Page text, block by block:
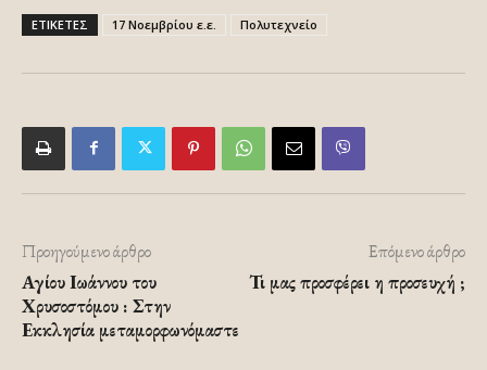
ΕΤΙΚΕΤΕΣ 17 Νοεμβρίου ε.ε. Πολυτεχνείο
Προηγούμενο άρθρο
Αγίου Ιωάννου του
Χρυσοστόμου : Στην
Εκκλησία μεταμορφωνόμαστε
Επόμενο άρθρο
Τι μας προσφέρει η προσευχή ;